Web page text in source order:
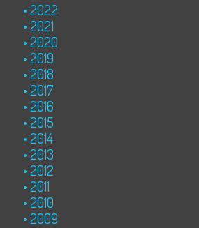
2022
2021
2020
2019
2018
2017
2016
2015
2014
2013
2012
2011
2010
2009